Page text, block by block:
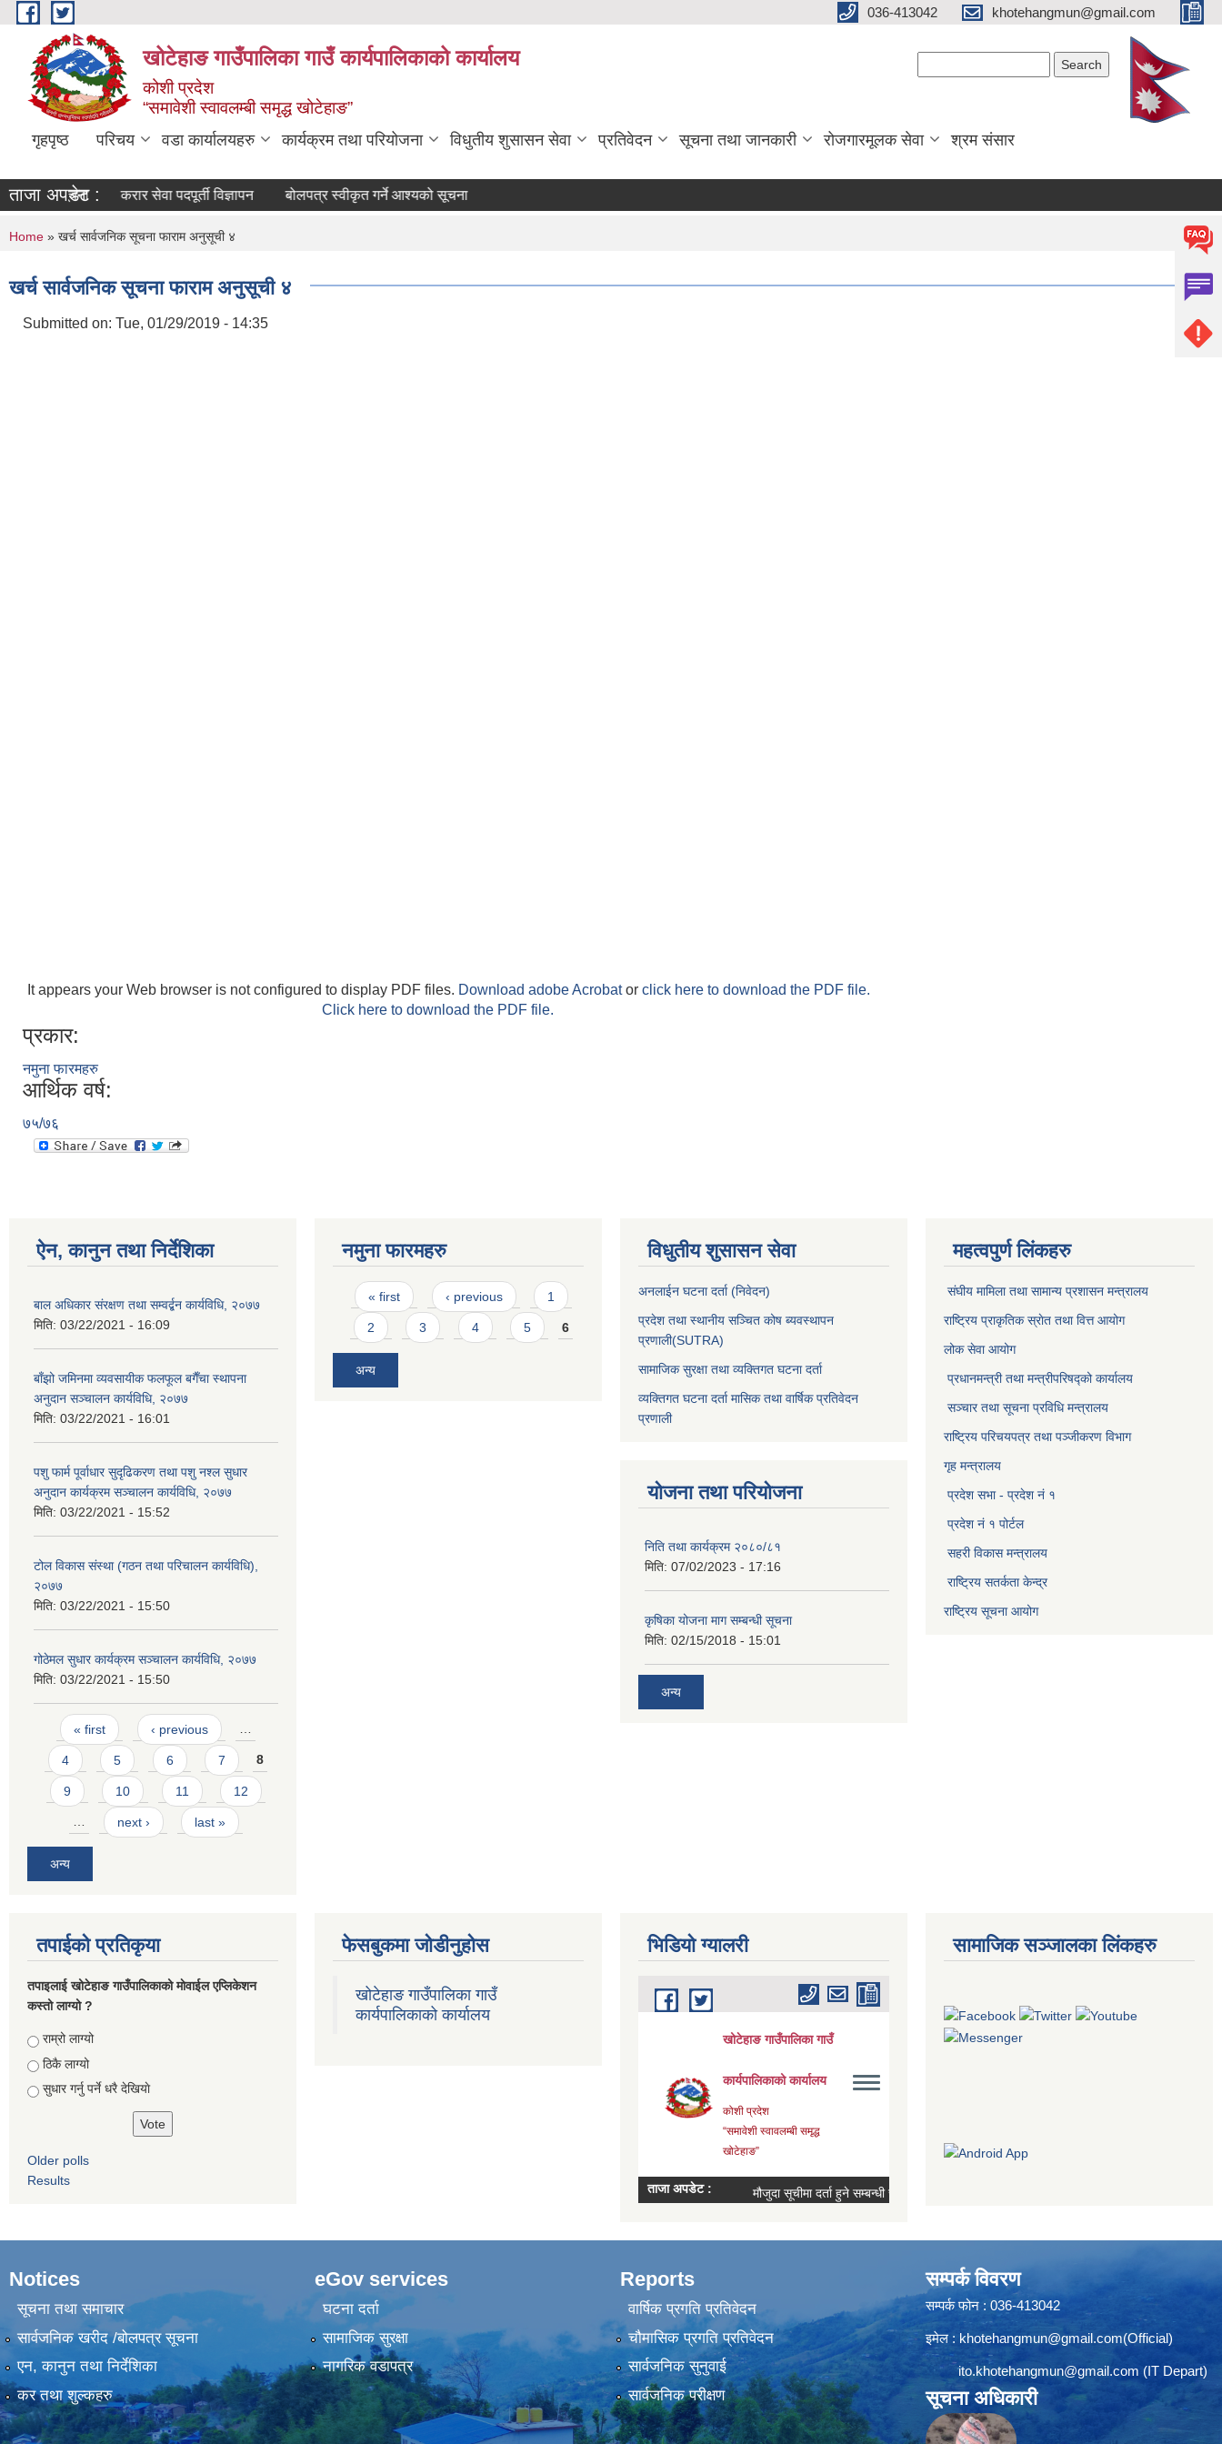
Skip to main content 036-413042 khotehangmun@gmail.com
खोटेहाङ गाउँपालिका गाउँ कार्यपालिकाको कार्यालय
कोशी प्रदेश
“समावेशी स्वावलम्बी समृद्ध खोटेहाङ”
गृहपृष्ठ परिचय वडा कार्यालयहरु कार्यक्रम तथा परियोजना विधुतीय शुसासन सेवा प्रतिवेदन सूचना तथा जानकारी रोजगारमूलक सेवा श्रम संसार
ताजा अपडेट :
सूचना करार सेवा पदपूर्ती विज्ञापन बोलपत्र स्वीकृत गर्ने आश्यको सूचना
You are here
Home » खर्च सार्वजनिक सूचना फाराम अनुसूची ४
खर्च सार्वजनिक सूचना फाराम अनुसूची ४
Submitted on: Tue, 01/29/2019 - 14:35
It appears your Web browser is not configured to display PDF files. Download adobe Acrobator click here to download the PDF file.
Click here to download the PDF file.
प्रकार:
नमुना फारमहरु
आर्थिक वर्ष:
७५/७६
ऐन, कानुन तथा निर्देशिका
बाल अधिकार संरक्षण तथा सम्वर्द्बन कार्यविधि, २०७७
मिति: 03/22/2021 - 16:09
बाँझो जमिनमा व्यवसायीक फलफूल बगैँचा स्थापना
अनुदान सञ्चालन कार्यविधि, २०७७
मिति: 03/22/2021 - 16:01
पशु फार्म पूर्वाधार सुदृढिकरण तथा पशु नश्ल सुधार
अनुदान कार्यक्रम सञ्चालन कार्यविधि, २०७७
मिति: 03/22/2021 - 15:52
टोल विकास संस्था (गठन तथा परिचालन कार्यविधि),
२०७७
मिति: 03/22/2021 - 15:50
गोठेमल सुधार कार्यक्रम सञ्चालन कार्यविधि, २०७७
मिति: 03/22/2021 - 15:50
Pages
« first ‹ previous …
4 5 6 7 8
9 10 11 12
… next › last »
अन्य
नमुना फारमहरु
Pages
« first ‹ previous 1
2 3 4 5 6
अन्य
विधुतीय शुसासन सेवा
अनलाईन घटना दर्ता (निवेदन)
प्रदेश तथा स्थानीय सञ्चित कोष ब्यवस्थापन
प्रणाली(SUTRA)
सामाजिक सुरक्षा तथा व्यक्तिगत घटना दर्ता
व्यक्तिगत घटना दर्ता मासिक तथा वार्षिक प्रतिवेदन
प्रणाली
योजना तथा परियोजना
निति तथा कार्यक्रम २०८०/८१
मिति: 07/02/2023 - 17:16
कृषिका योजना माग सम्बन्धी सूचना
मिति: 02/15/2018 - 15:01
अन्य
महत्वपुर्ण लिंकहरु
संघीय मामिला तथा सामान्य प्रशासन मन्त्रालय
राष्ट्रिय प्राकृतिक स्राेत तथा वित्त आयोग
लोक सेवा आयोग
प्रधानमन्त्री तथा मन्त्रीपरिषद्को कार्यालय
सञ्‍चार तथा सूचना प्रविधि मन्त्रालय
राष्ट्रिय परिचयपत्र तथा पञ्जीकरण विभाग​
गृह मन्त्रालय
प्रदेश सभा - प्रदेश नं १
प्रदेश नं १ पोर्टल
सहरी विकास मन्त्रालय
राष्ट्रिय सतर्कता केन्द्र
राष्ट्रिय सूचना आयोग
तपाईको प्रतिकृया
तपाइलाई खोटेहाङ गाउँपालिकाको माेवाईल एप्लिकेशन
कस्तो लाग्यो ?
Choices
राम्रो लाग्यो
ठिकै लाग्यो
सुधार गर्नु पर्ने धरै देखियाे
Older polls
Results
फेसबुकमा जोडीनुहोस
खोटेहाङ गाउँपालिका गाउँ
कार्यपालिकाको कार्यालय
भिडियाे ग्यालरी सामाजिक सञ्जालका लिंकहरु
Notices
सूचना तथा समाचार
सार्वजनिक खरीद /बोलपत्र सूचना
एन, कानुन तथा निर्देशिका
कर तथा शुल्कहरु
eGov services
घटना दर्ता
सामाजिक सुरक्षा
नागरिक वडापत्र
Reports
वार्षिक प्रगति प्रतिवेदन
चौमासिक प्रगति प्रतिवेदन
सार्वजनिक सुनुवाई
सार्वजनिक परीक्षण
सम्पर्क विवरण
सम्पर्क फोन : 036-413042
इमेल : khotehangmun@gmail.com(Official)
ito.khotehangmun@gmail.com (IT Depart)
सूचना अधिकारी